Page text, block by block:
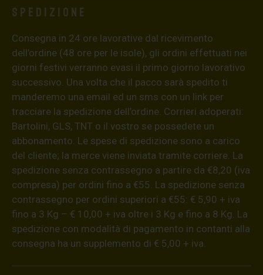
Spedizione
Consegna in 24 ore lavorative dal ricevimento
dell’ordine (48 ore per le isole), gli ordini effettuati nei
giorni festivi verranno evasi il primo giorno lavorativo
successivo. Una volta che il pacco sarà spedito ti
manderemo una email ed un sms con un link per
tracciare la spedizione dell’ordine. Corrieri adoperati:
Bartolini, GLS, TNT o il vostro se possedete un
abbonamento. Le spese di spedizione sono a carico
del cliente; la merce viene inviata tramite corriere. La
spedizione senza contrassegno a partire da €8,20 (iva
compresa) per ordini fino a €55. La spedizione senza
contrassegno per ordini superiori a €55: € 5,90 + iva
fino a 3 Kg – € 10,00 + iva oltre i 3 Kg e fino a 8 Kg. La
spedizione con modalità di pagamento in contanti alla
consegna ha un supplemento di € 5,00 + iva.